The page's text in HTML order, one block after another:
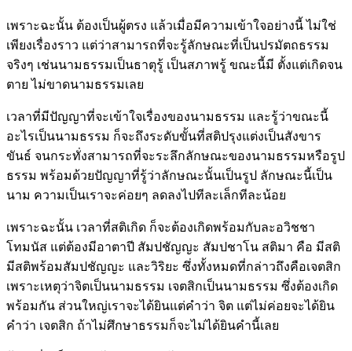
เพราะฉะนั้น ต้องเป็นผู้ตรง แล้วเมื่อมีความเข้าใจอย่างนี้ ไม่ใช่
เพียงเรื่องราว แต่ว่าสามารถที่จะรู้ลักษณะที่เป็นปรมัตถธรรม
จริงๆ เช่นนามธรรมเป็นธาตุรู้ เป็นสภาพรู้ ขณะนี้มี ตั้งแต่เกิดจน
ตาย ไม่ขาดนามธรรมเลย
เวลาที่มีปัญญาที่จะเข้าใจเรื่องของนามธรรม และรู้ว่าขณะนี้
อะไรเป็นนามธรรม ก็จะถึงระดับขั้นที่สติปรุงแต่งเป็นสังขาร
ขันธ์ จนกระทั่งสามารถที่จะระลึกลักษณะของนามธรรมหรือรูป
ธรรม พร้อมด้วยปัญญาที่รู้ว่าลักษณะนั้นเป็นรูป ลักษณะนี้เป็น
นาม ความเป็นเราจะค่อยๆ ลดลงไปทีละเล็กทีละน้อย
เพราะฉะนั้น เวลาที่สติเกิด ก็จะต้องเกิดพร้อมกับละอวิชชา
โทมนัส แต่ต้องมีอาตาปี สัมปชัญญะ สัมปชาโน สติมา คือ มีสติ
มีสติพร้อมสัมปชัญญะ และวิริยะ ซึ่งทั้งหมดที่กล่าวถึงคือเจตสิก
เพราะเหตุว่าจิตเป็นนามธรรม เจตสิกเป็นนามธรรม ซึ่งต้องเกิด
พร้อมกัน ส่วนใหญ่เราจะได้ยินแต่คำว่า จิต แต่ไม่ค่อยจะได้ยิน
คำว่า เจตสิก ถ้าไม่ศึกษาธรรมก็จะไม่ได้ยินคำนี้เลย